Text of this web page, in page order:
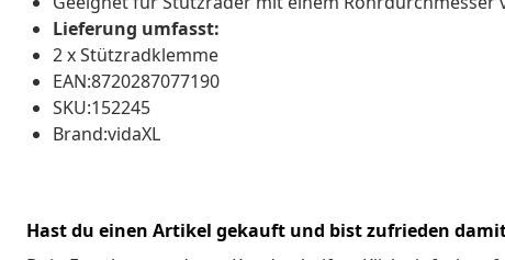
Lieferung umfasst:
2 x Stützradklemme
EAN:8720287077190
SKU:152245
Brand:vidaXL
Hast du einen Artikel gekauft und bist zufrieden